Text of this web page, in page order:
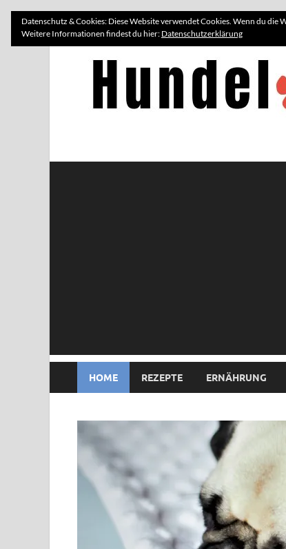
HOME REZEPTE ERNÄHRUNG
Datenschutz & Cookies: Diese Website verwendet Cookies. Wenn du
Weitere Informationen findest du hier: Datenschutzerklärung